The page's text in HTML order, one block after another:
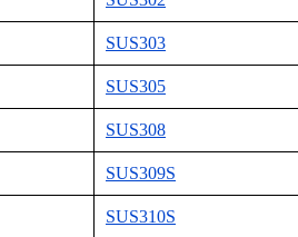
SUS303
SUS305
SUS308
SUS309S
SUS310S